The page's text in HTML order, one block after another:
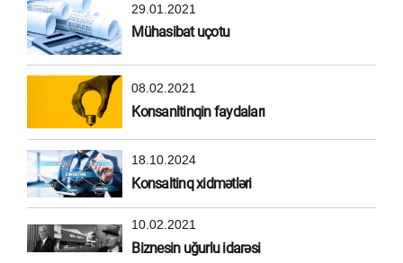
29.01.2021
Mühasibat uçotu
08.02.2021
Konsanltinqin faydaları
18.10.2024
Konsaltinq xidmətləri
10.02.2021
Biznesin uğurlu idarəsi